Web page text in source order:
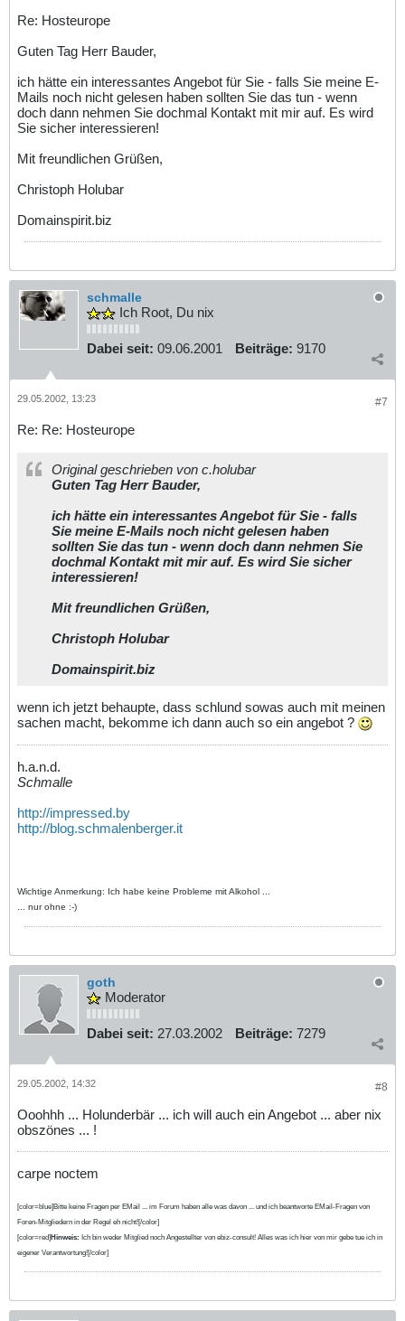
Re: Hosteurope
Guten Tag Herr Bauder,
ich hätte ein interessantes Angebot für Sie - falls Sie meine E-
Mails noch nicht gelesen haben sollten Sie das tun - wenn
doch dann nehmen Sie dochmal Kontakt mit mir auf. Es wird
Sie sicher interessieren!
Mit freundlichen Grüßen,
Christoph Holubar
Domainspirit.biz
schmalle
Ich Root, Du nix
Dabei seit: 09.06.2001 Beiträge: 9170
#7
29.05.2002, 13:23
Re: Re: Hosteurope
Original geschrieben von c.holubar
Guten Tag Herr Bauder,
ich hätte ein interessantes Angebot für Sie - falls
Sie meine E-Mails noch nicht gelesen haben
sollten Sie das tun - wenn doch dann nehmen Sie
dochmal Kontakt mit mir auf. Es wird Sie sicher
interessieren!
Mit freundlichen Grüßen,
Christoph Holubar
Domainspirit.biz
wenn ich jetzt behaupte, dass schlund sowas auch mit meinen
sachen macht, bekomme ich dann auch so ein angebot ?
h.a.n.d.
Schmalle
http://impressed.by
http://blog.schmalenberger.it
Wichtige Anmerkung: Ich habe keine Probleme mit Alkohol ...
... nur ohne :-)
goth
Moderator
Dabei seit: 27.03.2002 Beiträge: 7279
#8
29.05.2002, 14:32
Ooohhh ... Holunderbär ... ich will auch ein Angebot ... aber nix
obszönes ... !
carpe noctem
[color=blue]Bitte keine Fragen per EMail ... im Forum haben alle was davon ... und ich beantworte EMail-Fragen von
Foren-Mitgliedern in der Regel eh nicht![/color]
[color=red] Hinweis: Ich bin weder Mitglied noch Angestellter von ebiz-consult! Alles was ich hier von mir gebe tue ich in
eigener Verantwortung![/color]